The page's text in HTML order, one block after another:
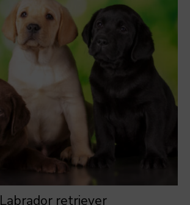
Labrador retriever